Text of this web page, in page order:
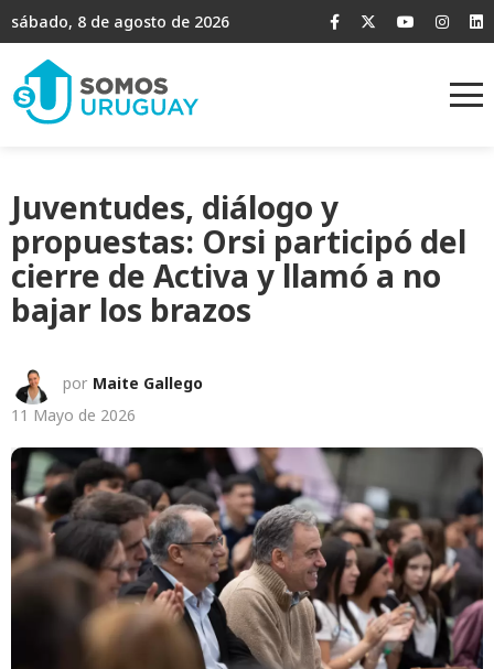
sábado, 8 de agosto de 2026
Juventudes, diálogo y
propuestas: Orsi participó del
cierre de Activa y llamó a no
bajar los brazos
por Maite Gallego
11 Mayo de 2026